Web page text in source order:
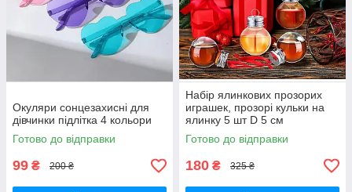
Окуляри сонцезахисні для
дівчинки підлітка 4 кольори
Готово до відправки
99 ₴ 200 ₴
Набір ялинкових прозорих
играшек, прозорі кульки на
ялинку 5 шт D 5 см
Готово до відправки
180 ₴ 325 ₴